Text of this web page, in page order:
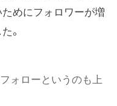
めにフォロワーが増
。
ォローというのも上